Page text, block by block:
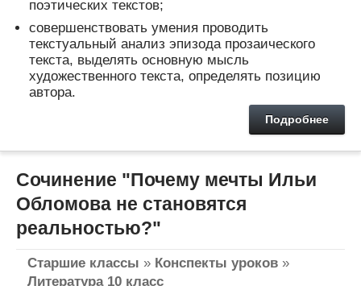
поэтических текстов;
совершенствовать умения проводить
текстуальный анализ эпизода прозаического
текста, выделять основную мысль
художественного текста, определять позицию
автора.
Подробнее
Сочинение "Почему мечты Ильи
Обломова не становятся
реальностью?"
Старшие классы » Конспекты уроков »
Литература 10 класс